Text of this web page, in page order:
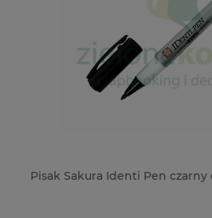
Pisak Sakura Identi Pen